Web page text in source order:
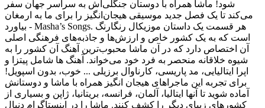
شود! ماشا همراه با دوستان جنگلی‌اش به سراسر جهان سفر
می‌کند تا یک فصل جدید موسیقی هیجان‌انگیز را برای ما به ارمغان
بیاورد - Masha’s Songs. هر قسمت یک داستان موزیکال رنگارنگ
است که به یک کشور خاص و ارزش‌ها و جاذبه‌های فرهنگی اصلی
آن اختصاص دارد که در آن ماشا محبوب‌ترین آهنگ آن کشور را به
شیوه خلاقانه منحصر به فرد خود می‌خواند. آهنگ ها شامل پیتزا و
اپرا ایتالیایی، مد پاریسی، کارناوال برزیلی ... خوب، بدون اسپویل!
برای تجربه این ماجراهای هیجان انگیز همراه با ماشا و دوستانش
آماده شوید تا آنها ایتالیا، آلمان، فرانسه، بریتانیا، ژاپن و بسیاری از
کشورهای زیبای دیگر را کشف کنند. ماشا را در اینستاگرام دنبال